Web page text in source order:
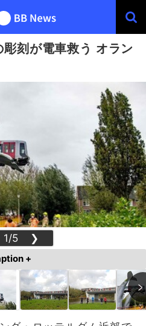
刻が電車救う オラン
1/5 ❯
+